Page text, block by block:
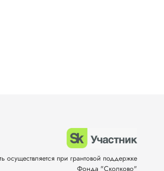
осуществляется при грантовой поддержке
Фонда "Сколково"